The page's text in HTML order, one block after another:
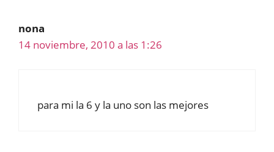
nona
14 noviembre, 2010 a las 1:26
para mi la 6 y la uno son las mejores